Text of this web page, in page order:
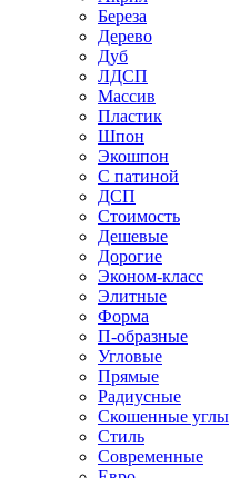
Береза
Дерево
Дуб
ЛДСП
Массив
Пластик
Шпон
Экошпон
С патиной
ДСП
Стоимость
Дешевые
Дорогие
Эконом-класс
Элитные
Форма
П-образные
Угловые
Прямые
Радиусные
Скошенные углы
Стиль
Современные